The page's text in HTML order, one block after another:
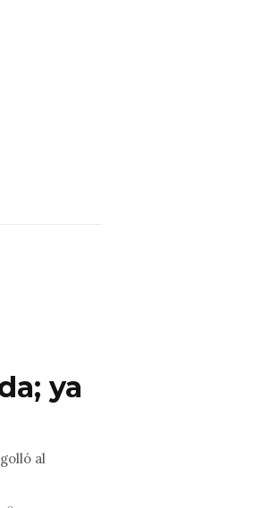
de
... ya
al